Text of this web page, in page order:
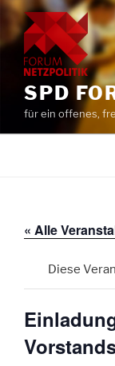
Zum
Inhalt
springen
SPD
für ein offenes,
« Alle
Diese